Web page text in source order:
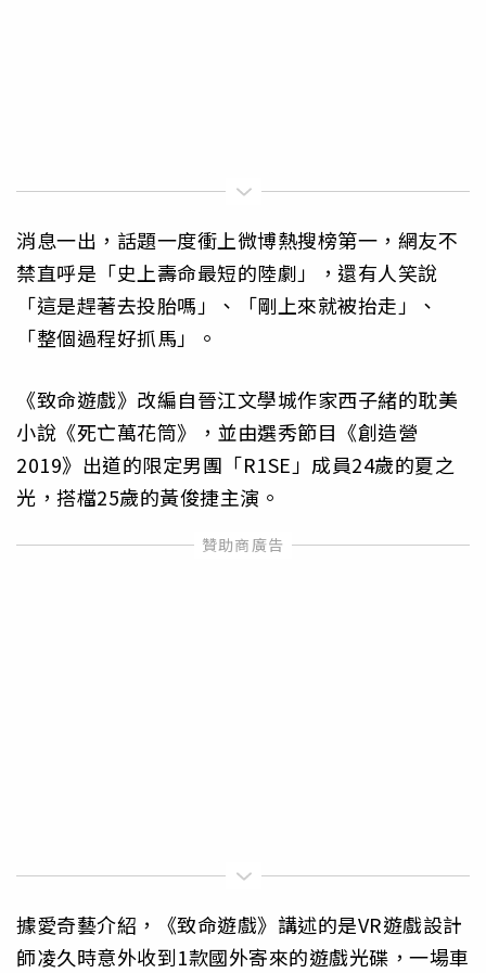
消息一出，話題一度衝上微博熱搜榜第一，網友不
禁直呼是「史上壽命最短的陸劇」，還有人笑說
「這是趕著去投胎嗎」、「剛上來就被抬走」、
「整個過程好抓馬」。
《致命遊戲》改編自晉江文學城作家西子緒的耽美
小說《死亡萬花筒》，並由選秀節目《創造營
2019》出道的限定男團「R1SE」成員24歲的夏之
光，搭檔25歲的黃俊捷主演。
據愛奇藝介紹，《致命遊戲》講述的是VR遊戲設計
師凌久時意外收到1款國外寄來的遊戲光碟，一場車